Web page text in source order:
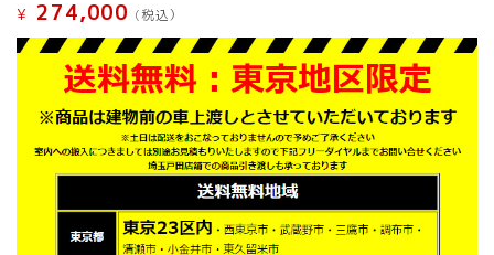
¥ 274,000 (税込）